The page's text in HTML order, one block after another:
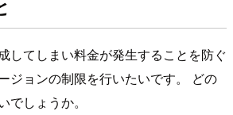
してしまい料金が発生することを防ぐ
ジョンの制限を行いたいです。 どの
でしょうか。